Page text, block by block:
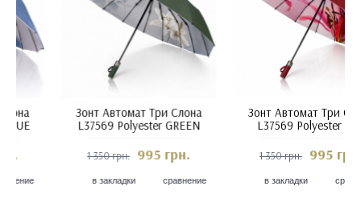
Зонт Автомат Три Слона
L37569 Polyester BLACK
995 грн.
сравнение
Зонт Автомат Три Слона
L37569 Polyester D.BLUE
995 грн.
сравнение